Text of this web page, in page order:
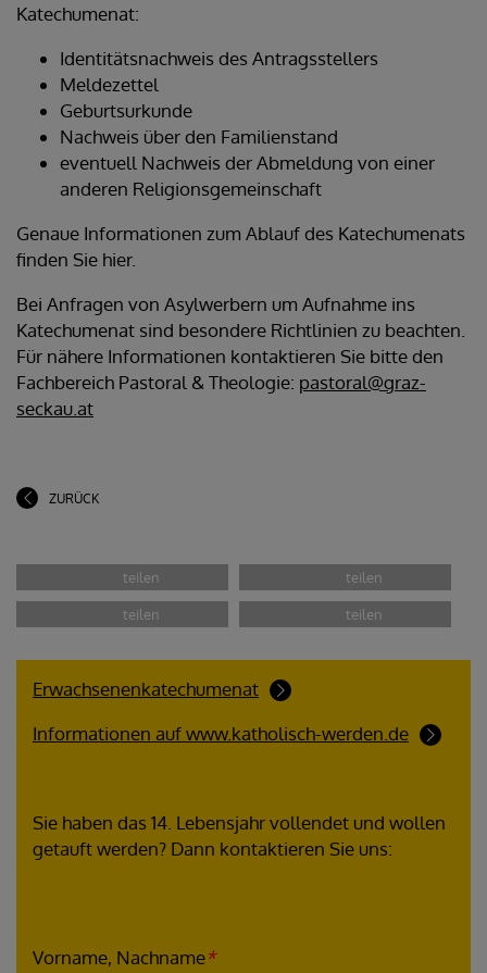
Katechumenat:
Identitätsnachweis des Antragsstellers
Meldezettel
Geburtsurkunde
Nachweis über den Familienstand
eventuell Nachweis der Abmeldung von einer
anderen Religionsgemeinschaft
Genaue Informationen zum Ablauf des Katechumenats
finden Sie hier.
Bei Anfragen von Asylwerbern um Aufnahme ins
Katechumenat sind besondere Richtlinien zu beachten.
Für nähere Informationen kontaktieren Sie bitte den
Fachbereich Pastoral & Theologie: pastoral@graz-
seckau.at
ZURÜCK
Erwachsenenkatechumenat
Informationen auf www.katholisch-werden.de
Sie haben das 14. Lebensjahr vollendet und wollen
getauft werden? Dann kontaktieren Sie uns:
Vorname, Nachname*